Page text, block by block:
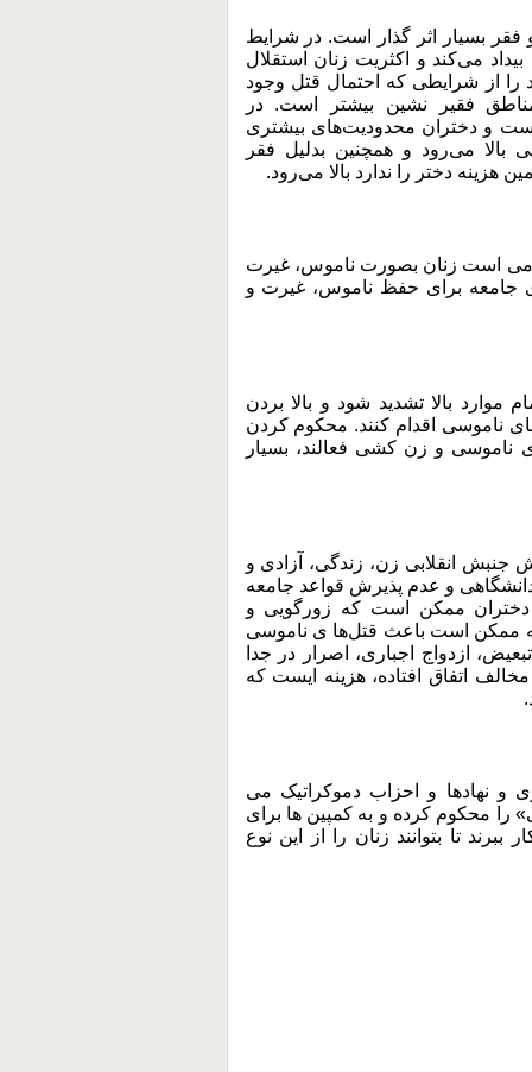
بسیار اثر گذار است. در شرایط
می‌کند و اکثریت زنان استقلال
را از شرایطی که احتمال قتل وجود
فقیر نشین بیشتر است. در
است و دختران محدودیت‌های بیشتری
بالا می‌رود و همچنین بدلیل فقر
هزینه دختر را ندارد بالا می‌رود.
است زنان بصورت ناموس، غیرت
جامعه برای حفظ ناموس، غیرت و
بالا تشدید شود و بالا بردن
ناموسی اقدام کنند. محکوم کردن
ناموسی و زن کشی فعالند، بسیار
جنبش انقلابی زن، زندگی، آزادی و
و عدم پذیرش قواعد جامعه
ممکن است که زورگویی و
که ممکن است باعث قتل‌ها ی ناموسی
ازدواج اجباری، اصرار در جدا
اتفاق افتاده، هزینه ایست که
نهادها و احزاب دموکراتیک می
محکوم کرده و به کمپین ها برای
ببرند تا بتوانند زنان را از این نوع